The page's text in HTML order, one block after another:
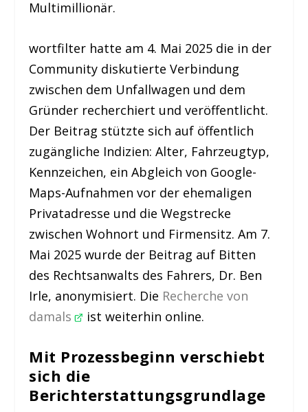
Multimillionär.
wortfilter hatte am 4. Mai 2025 die in der
Community diskutierte Verbindung
zwischen dem Unfallwagen und dem
Gründer recherchiert und veröffentlicht.
Der Beitrag stützte sich auf öffentlich
zugängliche Indizien: Alter, Fahrzeugtyp,
Kennzeichen, ein Abgleich von Google-
Maps-Aufnahmen vor der ehemaligen
Privatadresse und die Wegstrecke
zwischen Wohnort und Firmensitz. Am 7.
Mai 2025 wurde der Beitrag auf Bitten
des Rechtsanwalts des Fahrers, Dr. Ben
Irle, anonymisiert. Die Recherche von
damals
ist weiterhin online.
Mit Prozessbeginn verschiebt
sich die
Berichterstattungsgrundlage